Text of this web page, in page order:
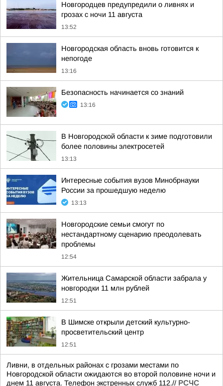
Новгородцев предупредили о ливнях и
грозах с ночи 11 августа
13:52
Новгородская область вновь готовится к
непогоде
13:16
Безопасность начинается со знаний
13:16
В Новгородской области к зиме подготовили
более половины электросетей
13:13
Интересные события вузов Минобрнауки
России за прошедшую неделю
13:13
Новгородские семьи смогут по
нестандартному сценарию преодолевать
проблемы
12:54
Жительница Самарской области забрала у
новгородки 11 млн рублей
12:51
В Шимске открыли детский культурно-
просветительский центр
12:51
Ливни, в отдельных районах с грозами местами по
Новгородской области ожидаются во второй половине ночи и
днем 11 августа. Телефон экстренных служб 112.// РСЧС